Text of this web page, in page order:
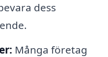
dess
Många företag